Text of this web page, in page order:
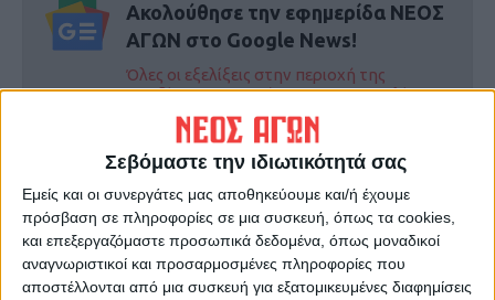
Σεβόμαστε την ιδιωτικότητά σας
Εμείς και οι συνεργάτες μας αποθηκεύουμε και/ή έχουμε
πρόσβαση σε πληροφορίες σε μια συσκευή, όπως τα cookies,
και επεξεργαζόμαστε προσωπικά δεδομένα, όπως μοναδικοί
αναγνωριστικοί και προσαρμοσμένες πληροφορίες που
αποστέλλονται από μια συσκευή για εξατομικευμένες διαφημίσεις
Ακολούθησε την εφημερίδα ΝΕΟΣ
ΑΓΩΝ στο Google News!
Όλες οι εξελίξεις στην περιοχή της
Καρδίτσας και ευρύτερα της Θεσσαλίας
ΠΡΟΗΓΟΥΜΕΝΟ ΑΡΘΡΟ
Οι κινήσεις που αναμένονται
για την Αναγέννηση της νέας
σεζόν
ΕΠΟΜΕΝΟ ΑΡΘΡΟ
«Χωρίς έργα η Θεσσαλία
οδηγείται σε ερημοποίηση»